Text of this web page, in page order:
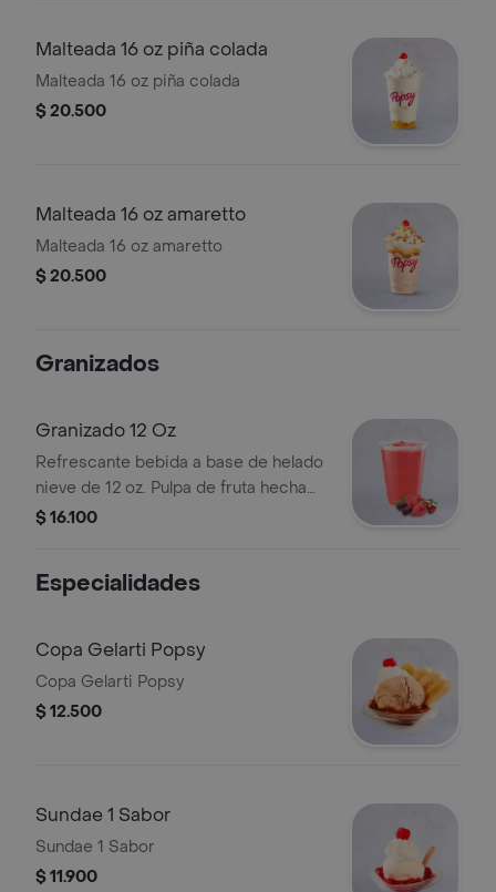
Malteada 16 oz piña colada
Malteada 16 oz piña colada
$ 20.500
Malteada 16 oz amaretto
Malteada 16 oz amaretto
$ 20.500
Granizados
Granizado 12 Oz
Refrescante bebida a base de helado
nieve de 12 oz. Pulpa de fruta hecha
helado.
$ 16.100
Especialidades
Copa Gelarti Popsy
Copa Gelarti Popsy
$ 12.500
Sundae 1 Sabor
Sundae 1 Sabor
$ 11.900